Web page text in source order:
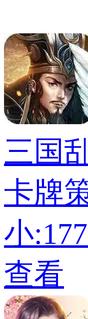
三国
卡牌
小
查看